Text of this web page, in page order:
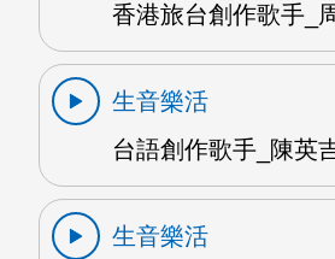
香港旅台創作歌手_
生音樂活
台語創作歌手_陳英
生音樂活